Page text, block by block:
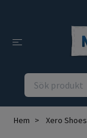
Hem Xero Shoes